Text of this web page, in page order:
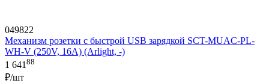
049822
Механизм розетки с быстрой USB зарядкой SCT-MUAC-PL-
WH-V (250V, 16A) (Arlight, -)
1 641 88
₽/шт